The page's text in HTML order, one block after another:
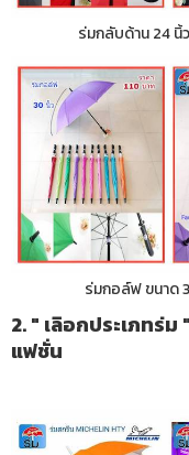
ร่มกลับด้าน 24 นิ้
ร่มกอล์ฟ ขนาด
2. " เลิอกประเภทร่
แฟชั่น